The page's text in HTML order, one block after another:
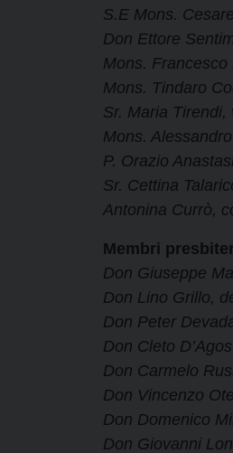
S.E Mons.
Don Ettore
Mons.
Mons. Tindaro
Sr. Maria Tirendi,
Mons.
P. Orazio
Sr. Cettina
Antonina Currò,
Membri
Don Giuseppe
Don Lino Grillo,
Don Peter
Don Cleto
Don Carmelo
Don Vincenzo
Don Domenico
Don Giovanni